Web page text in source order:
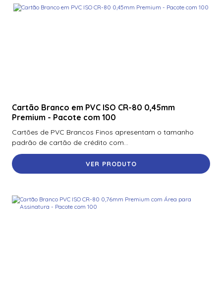
Cartão Branco em PVC ISO CR-80 0,45mm
Premium - Pacote com 100
Cartões de PVC Brancos Finos apresentam o tamanho
padrão de cartão de crédito com...
VER PRODUTO